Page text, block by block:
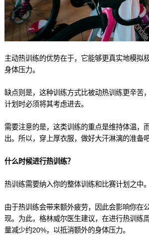
主动热训练的优势在于，它能够更真实地模拟
身体压力。
缺点则是，这种训练方式比被动热训练更辛苦
计划时必须将其考虑进去。
需要注意的是，这类训练的重点是维持体温，
出。所以，穿上厚衣服，做好大汗淋漓的准备吧
什么时候进行热训练？
热训练需要纳入你的整体训练和比赛计划之中。
由于热训练会带来额外疲劳，因此会影响你在
现。为此，格林威尔医生建议，在进行热训练
量减少约20%，以抵消额外的身体压力。